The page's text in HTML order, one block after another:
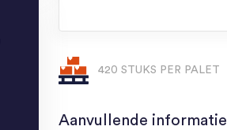
420 STUKS PER PALET
Aanvullende informatie